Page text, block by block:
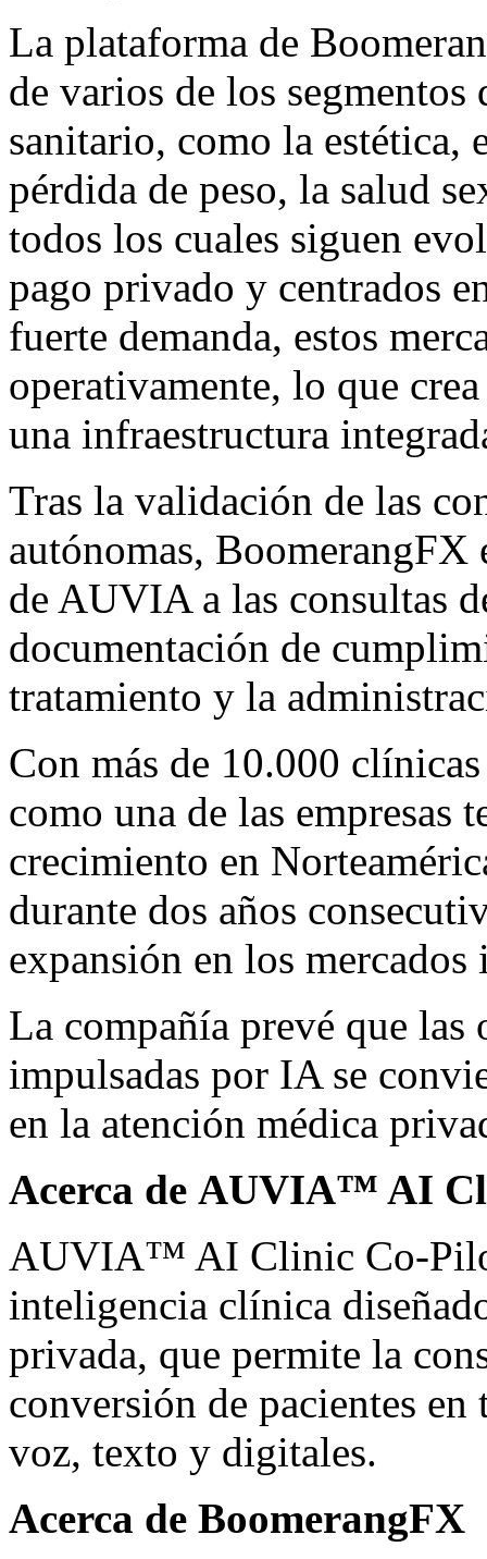
La plataforma de
de varios de los
sanitario, como la estética,
pérdida de peso, la salud
todos los cuales siguen
pago privado y centrados
fuerte demanda, estos
operativamente, lo que
una infraestructura
Tras la validación de las
autónomas, BoomerangFX
de AUVIA a las consultas
documentación de
tratamiento y la
Con más de 10.000
como una de las empresas
crecimiento en
durante dos años
expansión en los mercados
La compañía prevé que las
impulsadas por IA se
en la atención médica
Acerca de AUVIA™ AI
AUVIA™ AI Clinic Co-
inteligencia clínica
privada, que permite la
conversión de pacientes en
voz, texto y digitales.
Acerca de BoomerangFX